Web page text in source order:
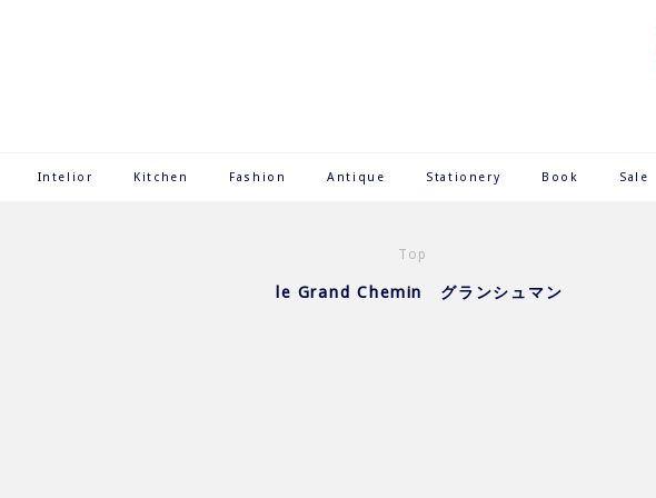
Intelior Kitchen Fashion Antique Stationery Book Sale
Top
le Grand Chemin グランシュマン